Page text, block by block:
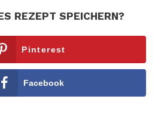
REZEPT SPEICHERN?
Pinterest
Facebook